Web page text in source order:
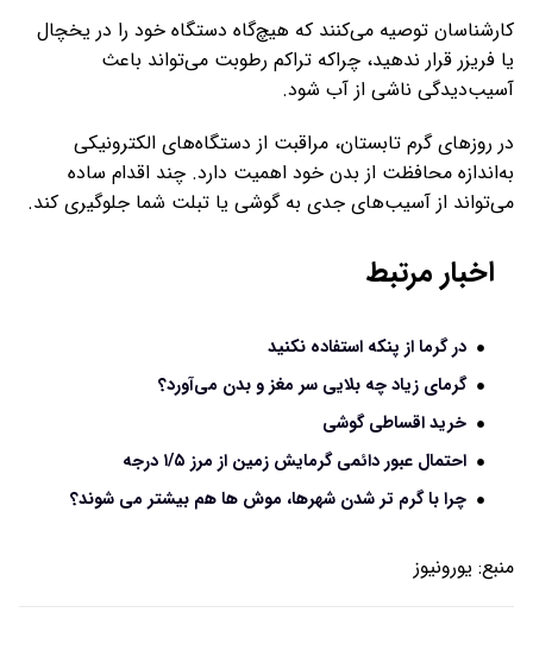
کارشناسان توصیه می‌کنند که هیچ‌گاه دستگاه خود را در یخچال
یا فریزر قرار ندهید، چراکه تراکم رطوبت می‌تواند باعث
آسیب‌دیدگی ناشی از آب شود.
در روزهای گرم تابستان، مراقبت از دستگاه‌های الکترونیکی
به‌اندازه محافظت از بدن خود اهمیت دارد. چند اقدام ساده
می‌تواند از آسیب‌های جدی به گوشی یا تبلت شما جلوگیری کند.
اخبار مرتبط
در گرما از پنکه استفاده نکنید
گرمای زیاد چه بلایی سر مغز و بدن می‌آورد؟
خرید اقساطی گوشی
احتمال عبور دائمی گرمایش زمین از مرز ۱/۵ درجه
چرا با گرم تر شدن شهرها، موش ها هم بیشتر می شوند؟
منبع: یورونیوز